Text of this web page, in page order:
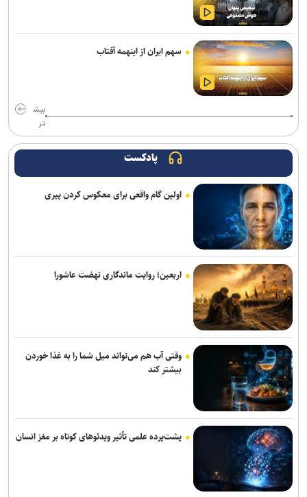
نفی منطق، راه را برای خرافه و پوچ‌گرایی باز می‌کند
رادیو اربعین خیمه‌ای به وسعت دل‌های عاشق است/ از سفره‌های
نذری‌ام‌البنین تا پیگیری مطالبات زائران
«حسن‌آقا حسینی قشنگه» با اکبر عبدی ماندگار شد/ بازیگری که از هر
صادرات فرهنگ از انتخاب درست آغاز می‌شود
«آبجی‌ها و آقاجان» در تالار حافظ روی صحنه می‌رود
اربعین امسال جلوه‌ای از وفاداری امت اسلامی به قائد شهید بود
پیام تسلیت وزیر فرهنگ در پی درگذشت نویسنده پیشکسوت مطبوعات
«محمد حقیقی» درگذشت
سهم ایران از اینهمه آفتاب
بیش
تر
پادکست
اولین گام واقعی برای معکوس کردن پیری
اربعین؛ روایت ماندگاری نهضت عاشورا
وقتی آب هم می‌تواند میل شما را به غذا خوردن
بیشتر کند
پشت‌پرده علمی تأثیر ویدئو‌های کوتاه بر مغز انسان